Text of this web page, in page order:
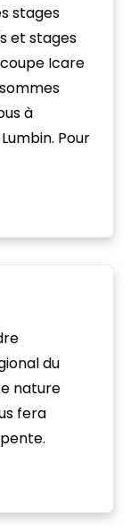
stages
et stages
Icare
à
Pour
du
nature
fera